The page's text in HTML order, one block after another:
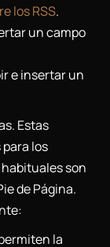
los RSS.
un campo
e insertar un
Estas
los
son
de Página.
la